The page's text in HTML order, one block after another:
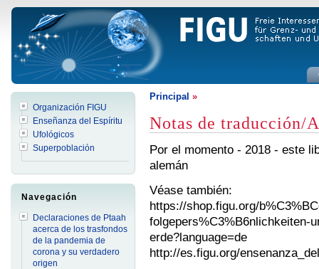
Principal »
Notas de traducción/
Por el momento - 2018 - este
alemán
Véase también:
https://shop.figu.org/
folgepers%C3%B6nlichkeiten-
erde?language=de
http://es.figu.org/
Organización FIGU
Enseñanza del Espíritu
Ufológicos
Superpoblación
Navegación
Declaraciones de Ptaah
acerca de los trasfondos
de la pandemia de
corona y su verdadero
origen